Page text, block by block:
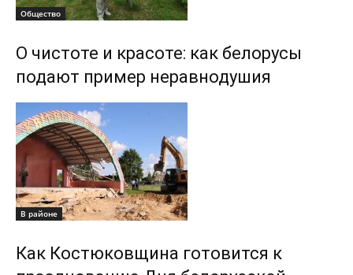
Общество
О чистоте и красоте: как белорусы
подают пример неравнодушия
В районе
Как Костюковщина готовится к